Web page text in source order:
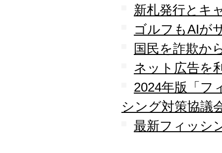
新札発行とキ
ゴルフもAIが
国民を詐欺か
ネット広告を
2024年版「フ
シング対策協議
最新フィッシ